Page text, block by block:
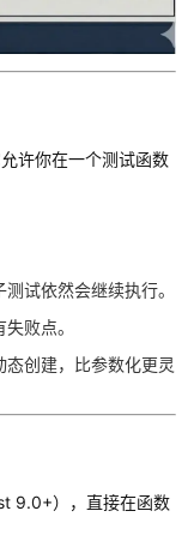
许你在一个测试函数
试依然会继续执行。
败点。
创建，比参数化更灵
9.0+），直接在函数